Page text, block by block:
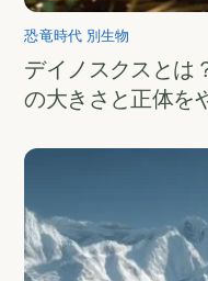
恐竜時代 別生物
デイノスクスとは
の大きさと正体を